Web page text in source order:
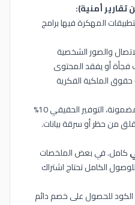
أمنية):
المهكرة فيها برامج
والصور الشخصية
فجأة أو يفقد المحتوى
حقوق الملكية الفكرية
الأمان المطلق، الشرعية، الجودة المضمونة، التوفير الحقيقي 10%
من حظر أو سرقة بيانات.
كامل. في بعض الملخصات
الكامل تحتاج اشتراك
للحصول على خصم دائم